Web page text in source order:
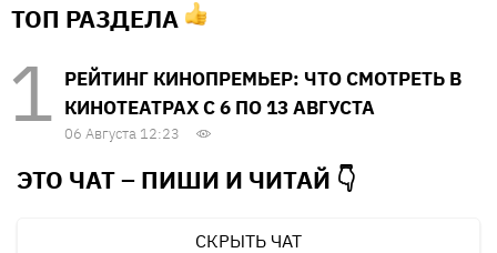
ТОП РАЗДЕЛА
РЕЙТИНГ КИНОПРЕМЬЕР: ЧТО СМОТРЕТЬ В
КИНОТЕАТРАХ С 6 ПО 13 АВГУСТА
06 Августа 12:23
ЭТО ЧАТ – ПИШИ И ЧИТАЙ 👇
СКРЫТЬ ЧАТ